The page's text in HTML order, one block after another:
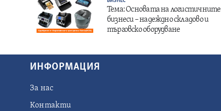
Тема: Основата на логистичните
бизнеси – надеждно складово и
търговско оборудване
ИНФОРМАЦИЯ
За нас
Контакти